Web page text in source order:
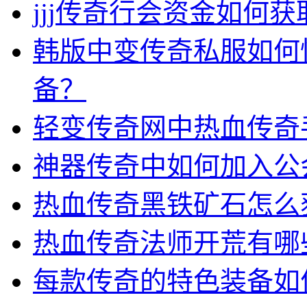
jjj传奇行会资金如何获
韩版中变传奇私服如
备？
轻变传奇网中热血传
神器传奇中如何加入公
热血传奇黑铁矿石怎
热血传奇法师开荒有
每款传奇的特色装备